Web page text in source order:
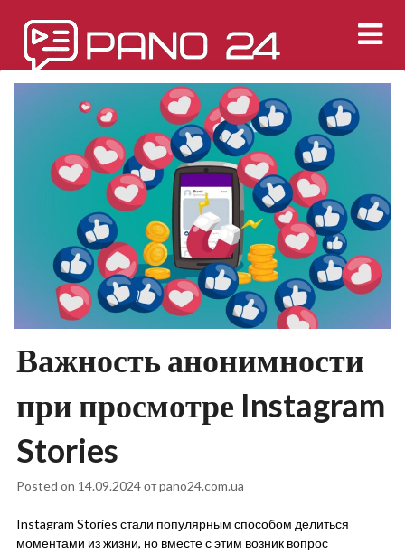
содержимому
Важность анонимности
при просмотре Instagram
Stories
Posted on 14.09.2024отpano24.com.ua
Instagram Stories стали популярным способом делиться
моментами из жизни, но вместе с этим возник вопрос